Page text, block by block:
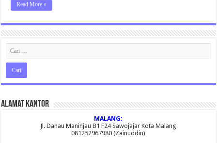
Granada
–
Cordoba
–
Read More »
Alamat Kantor
MALANG:
Jl. Danau Maninjau B1 F24 Sawojajar Kota Malang
081252967980 (Zainuddin)